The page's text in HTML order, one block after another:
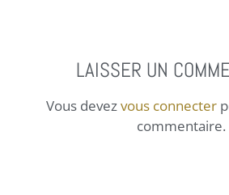
LAISSER UN
Vous devezvous connecter
commentaire.